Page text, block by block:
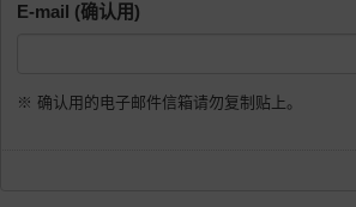
E-mail (确认用)
※ 确认用的电子邮件信箱请勿复制贴上。